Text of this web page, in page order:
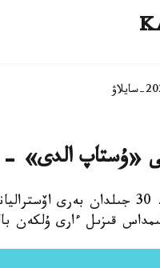
«ۇستاپ الدى» -
استانا. قازاقپارات - 30
قىزىل ءارى ۇلكەن